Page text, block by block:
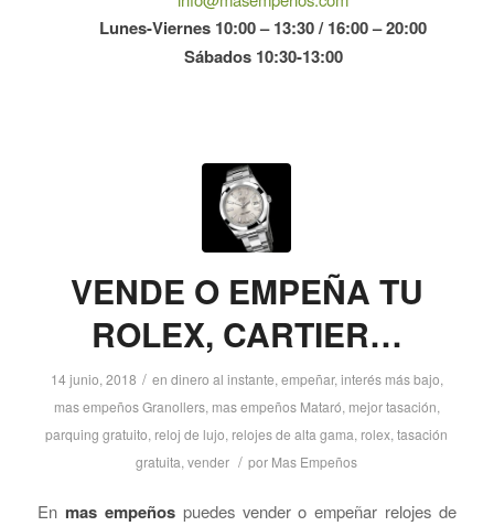
Lunes-Viernes 10:00 – 13:30 / 16:00 – 20:00
Sábados 10:30-13:00
VENDE O EMPEÑA TU
ROLEX, CARTIER…
14 junio, 2018 / en dinero al instante, empeñar, interés más bajo,
mas empeños Granollers, mas empeños Mataró, mejor tasación,
parquing gratuito, reloj de lujo, relojes de alta gama, rolex,tasación
gratuita,vender / por Mas Empeños
En mas empeñospuedes vender o empeñar relojes de